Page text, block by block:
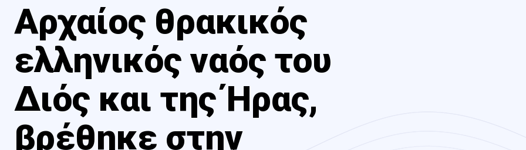
Αρχαίος θρακικός
ελληνικός ναός του
Διός και της Ήρας,
βρέθηκε στην